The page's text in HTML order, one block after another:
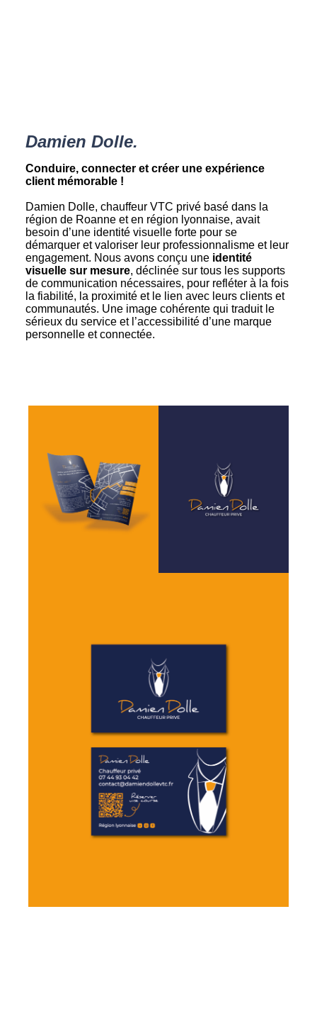
Damien Dolle.
Conduire, connecter et créer une expérience
client mémorable !
Damien Dolle, chauffeur VTC privé basé dans la
région de Roanne et en région lyonnaise, avait
besoin d’une identité visuelle forte pour se
démarquer et valoriser leur professionnalisme et leur
engagement. Nous avons conçu une identité
visuelle sur mesure, déclinée sur tous les supports
de communication nécessaires, pour refléter à la fois
la fiabilité, la proximité et le lien avec leurs clients et
communautés. Une image cohérente qui traduit le
sérieux du service et l’accessibilité d’une marque
personnelle et connectée.